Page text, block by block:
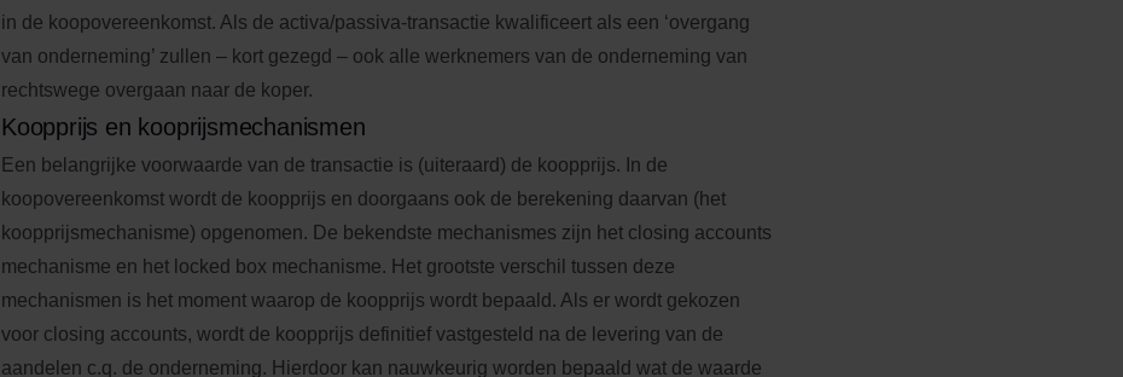
in de koopovereenkomst. Als de activa/passiva-transactie kwalificeert als een ‘overgang
van onderneming’ zullen – kort gezegd – ook alle werknemers van de onderneming van
rechtswege overgaan naar de koper.
Koopprijs en kooprijsmechanismen
Een belangrijke voorwaarde van de transactie is (uiteraard) de koopprijs. In de
koopovereenkomst wordt de koopprijs en doorgaans ook de berekening daarvan (het
koopprijsmechanisme) opgenomen. De bekendste mechanismes zijn het closing accounts
mechanisme en het locked box mechanisme. Het grootste verschil tussen deze
mechanismen is het moment waarop de koopprijs wordt bepaald. Als er wordt gekozen
voor closing accounts, wordt de koopprijs definitief vastgesteld na de levering van de
aandelen c.q. de onderneming. Hierdoor kan nauwkeurig worden bepaald wat de waarde